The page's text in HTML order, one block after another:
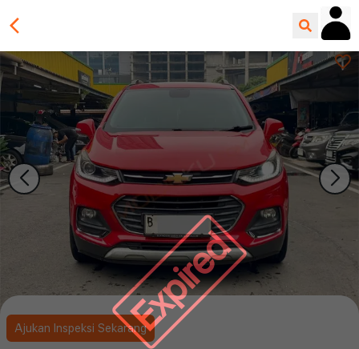
Expired
Ajukan Inspeksi Sekarang